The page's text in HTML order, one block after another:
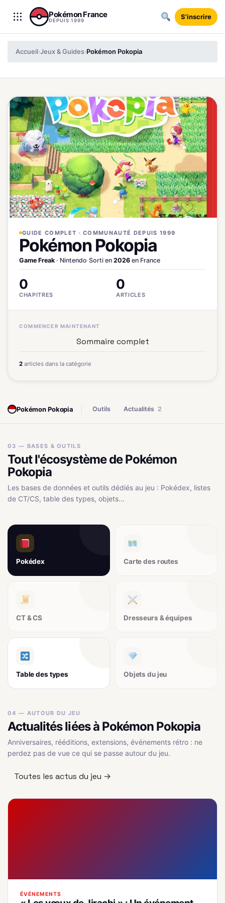
Aller au contenu
Pokémon France
DEPUIS 1999 S'inscrire
Accueil›Jeux & Guides›Pokémon Pokopia
GUIDE COMPLET · COMMUNAUTÉ DEPUIS 1999
Pokémon Pokopia
Game Freak · Nintendo·Sorti en 2026 en France
0
CHAPITRES
0
ARTICLES
COMMENCER MAINTENANT
Sommaire complet
2 articles dans la catégorie
Pokémon Pokopia Outils Actualités 2
03 — BASES & OUTILS
Tout l'écosystème de Pokémon
Pokopia
Les bases de données et outils dédiés au jeu : Pokédex, listes
de CT/CS, table des types, objets…
Pokédex Carte des routes
CT & CS Dresseurs & équipes
Table des types Objets du jeu
04 — AUTOUR DU JEU
Actualités liées à Pokémon Pokopia
Anniversaires, rééditions, extensions, événements rétro : ne
perdez pas de vue ce qui se passe autour du jeu.
Toutes les actus du jeu →
ÉVÉNEMENTS